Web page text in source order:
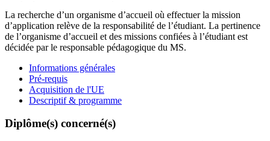
La recherche d’un organisme d’accueil où effectuer la mission
d’application relève de la responsabilité de l’étudiant. La pertinence
de l’organisme d’accueil et des missions confiées à l’étudiant est
décidée par le responsable pédagogique du MS.
Informations générales
Pré-requis
Acquisition de l'UE
Descriptif & programme
Diplôme(s) concerné(s)